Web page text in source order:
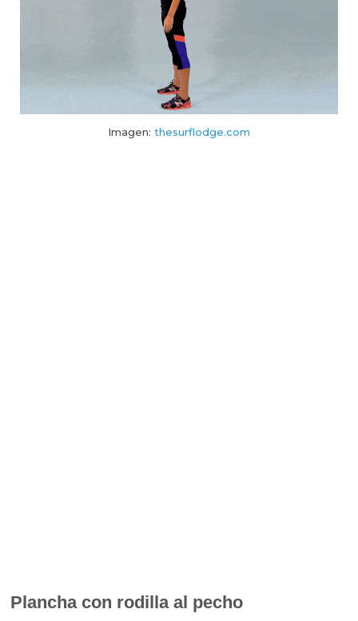
Imagen: thesurflodge.com
Plancha con rodilla al pecho